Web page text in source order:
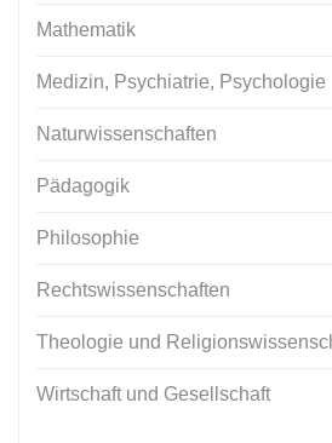
Mathematik
Medizin, Psychiatrie, Psychologie
Naturwissenschaften
Pädagogik
Philosophie
Rechtswissenschaften
Theologie und
Wirtschaft und Gesellschaft